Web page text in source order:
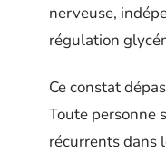
nerveuse,
régulation
Ce constat
Toute personne
récurrents dans